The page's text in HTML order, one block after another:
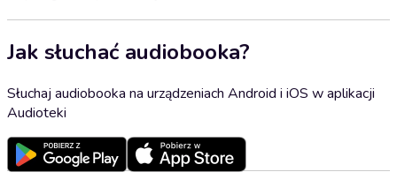
Jak słuchać audiobooka?
Słuchaj audiobooka na urządzeniach Android i iOS w aplikacji
Audioteki